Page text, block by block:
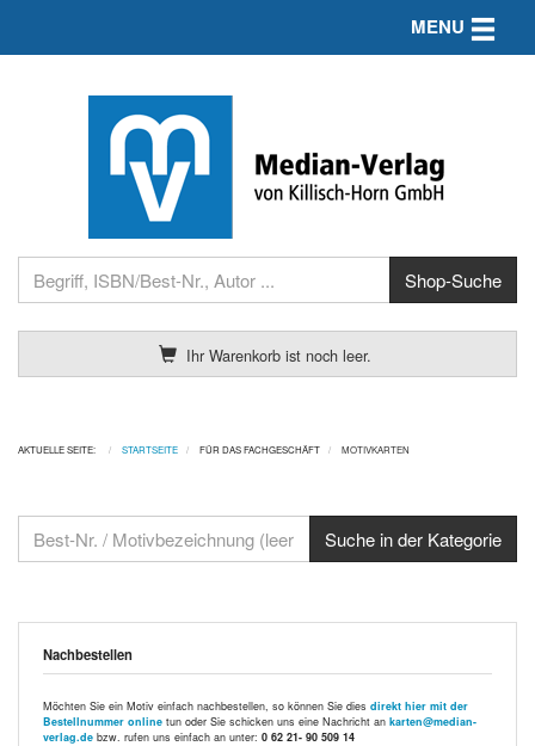
Ihr Warenkorb ist noch leer.
MENU Toggle
AKTUELLE SEITE: STARTSEITE FÜR DAS FACHGESCHÄFT MOTIVKARTEN
Nachbestellen
Möchten Sie ein Motiv einfach nachbestellen, so können Sie dies direkt hier mit der
Bestellnummer online tun oder Sie schicken uns eine Nachricht an karten@median-
verlag.de bzw. rufen uns einfach an unter: 0 62 21- 90 509 14